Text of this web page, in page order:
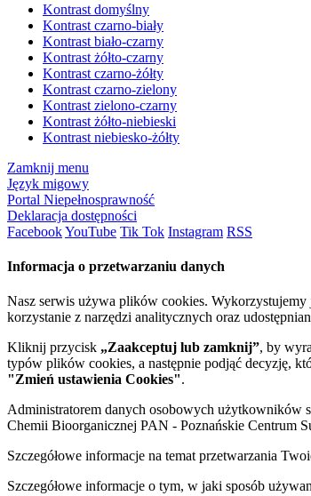
Kontrast domyślny
Kontrast czarno-biały
Kontrast biało-czarny
Kontrast żółto-czarny
Kontrast czarno-żółty
Kontrast czarno-zielony
Kontrast zielono-czarny
Kontrast żółto-niebieski
Kontrast niebiesko-żółty
Zamknij menu
Język migowy
Portal Niepełnosprawność
Deklaracja dostępności
FacebookYouTube Tik Tok Instagram RSS
Informacja o przetwarzaniu danych
Nasz serwis używa plików cookies.
korzystanie z narzędzi analitycznych oraz
Kliknij przycisk „Zaakceptuj lub zamknij”, by
typów plików cookies, a następnie podjąć decyzję,
"Zmień ustawienia Cookies".
Administratorem danych osobowych użytkowników
Chemii Bioorganicznej PAN - Poznańskie Centrum
Szczegółowe informacje na temat przetwarzania
Szczegółowe informacje o tym, w jaki sposób